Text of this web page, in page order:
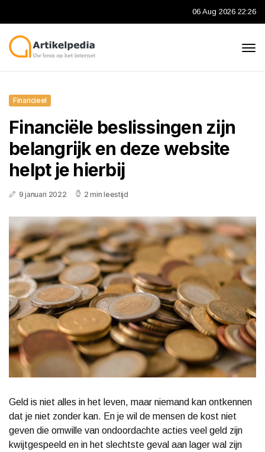
06 Aug 2026 22:26
Financieel
Financiële beslissingen zijn
belangrijk en deze website
helpt je hierbij
9 januari 2022 2 min leestijd
Geld is niet alles in het leven, maar niemand kan ontkennen
dat je niet zonder kan. En je wil de mensen de kost niet
geven die omwille van ondoordachte acties veel geld zijn
kwijtgespeeld en in het slechtste geval aan lager wal zijn